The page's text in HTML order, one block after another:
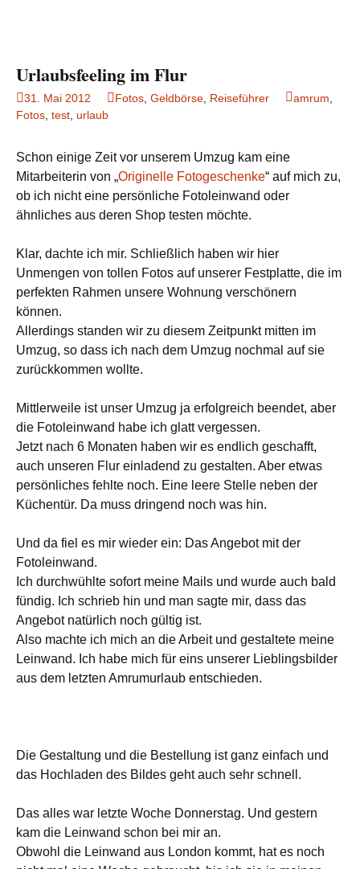
Urlaubsfeeling im Flur
31. Mai 2012 Fotos Geldbörse Reiseführer amrum
Fotos test urlaub
Schon einige Zeit vor unserem Umzug kam eine
Mitarbeiterin von „Originelle Fotogeschenke“ auf mich zu,
ob ich nicht eine persönliche Fotoleinwand oder
ähnliches aus deren Shop testen möchte.
Klar, dachte ich mir. Schließlich haben wir hier
Unmengen von tollen Fotos auf unserer Festplatte, die im
perfekten Rahmen unsere Wohnung verschönern
können.
Allerdings standen wir zu diesem Zeitpunkt mitten im
Umzug, so dass ich nach dem Umzug nochmal auf sie
zurückkommen wollte.
Mittlerweile ist unser Umzug ja erfolgreich beendet, aber
die Fotoleinwand habe ich glatt vergessen.
Jetzt nach 6 Monaten haben wir es endlich geschafft,
auch unseren Flur einladend zu gestalten. Aber etwas
persönliches fehlte noch. Eine leere Stelle neben der
Küchentür. Da muss dringend noch was hin.
Und da fiel es mir wieder ein: Das Angebot mit der
Fotoleinwand.
Ich durchwühlte sofort meine Mails und wurde auch bald
fündig. Ich schrieb hin und man sagte mir, dass das
Angebot natürlich noch gültig ist.
Also machte ich mich an die Arbeit und gestaltete meine
Leinwand. Ich habe mich für eins unserer Lieblingsbilder
aus dem letzten Amrumurlaub entschieden.
Die Gestaltung und die Bestellung ist ganz einfach und
das Hochladen des Bildes geht auch sehr schnell.
Das alles war letzte Woche Donnerstag. Und gestern
kam die Leinwand schon bei mir an.
Obwohl die Leinwand aus London kommt, hat es noch